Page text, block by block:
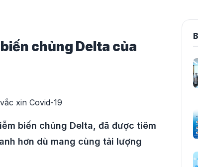
chủng Delta của
biến chủng Delta, đã được tiêm
hơn dù mang cùng tải lượng